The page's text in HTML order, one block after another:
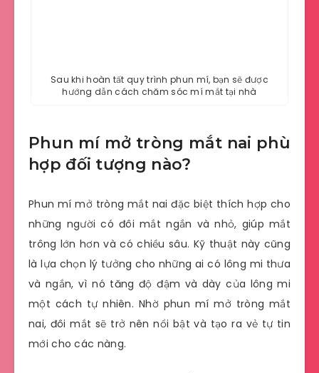
Sau khi hoàn tất quy trình phun mí, bạn sẽ được
hướng dẫn cách chăm sóc mí mắt tại nhà
Phun mí mở tròng mắt nai phù
hợp đối tượng nào?
Phun mí mở tròng mắt nai đặc biệt thích hợp cho
những người có đôi mắt ngắn và nhỏ, giúp mắt
trông lớn hơn và có chiều sâu. Kỹ thuật này cũng
là lựa chọn lý tưởng cho những ai có lông mi thưa
và ngắn, vì nó tăng độ đậm và dày của lông mi
một cách tự nhiên. Nhờ phun mí mở tròng mắt
nai, đôi mắt sẽ trở nên nổi bật và tạo ra vẻ tự tin
mới cho các nàng.